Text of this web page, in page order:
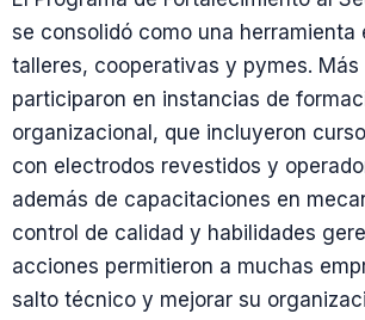
se consolidó como una herramienta
talleres, cooperativas y pymes.
participaron en instancias de
organizacional, que incluyeron
con electrodos revestidos y
además de capacitaciones en
control de calidad y habilidades
acciones permitieron a muchas
salto técnico y mejorar su